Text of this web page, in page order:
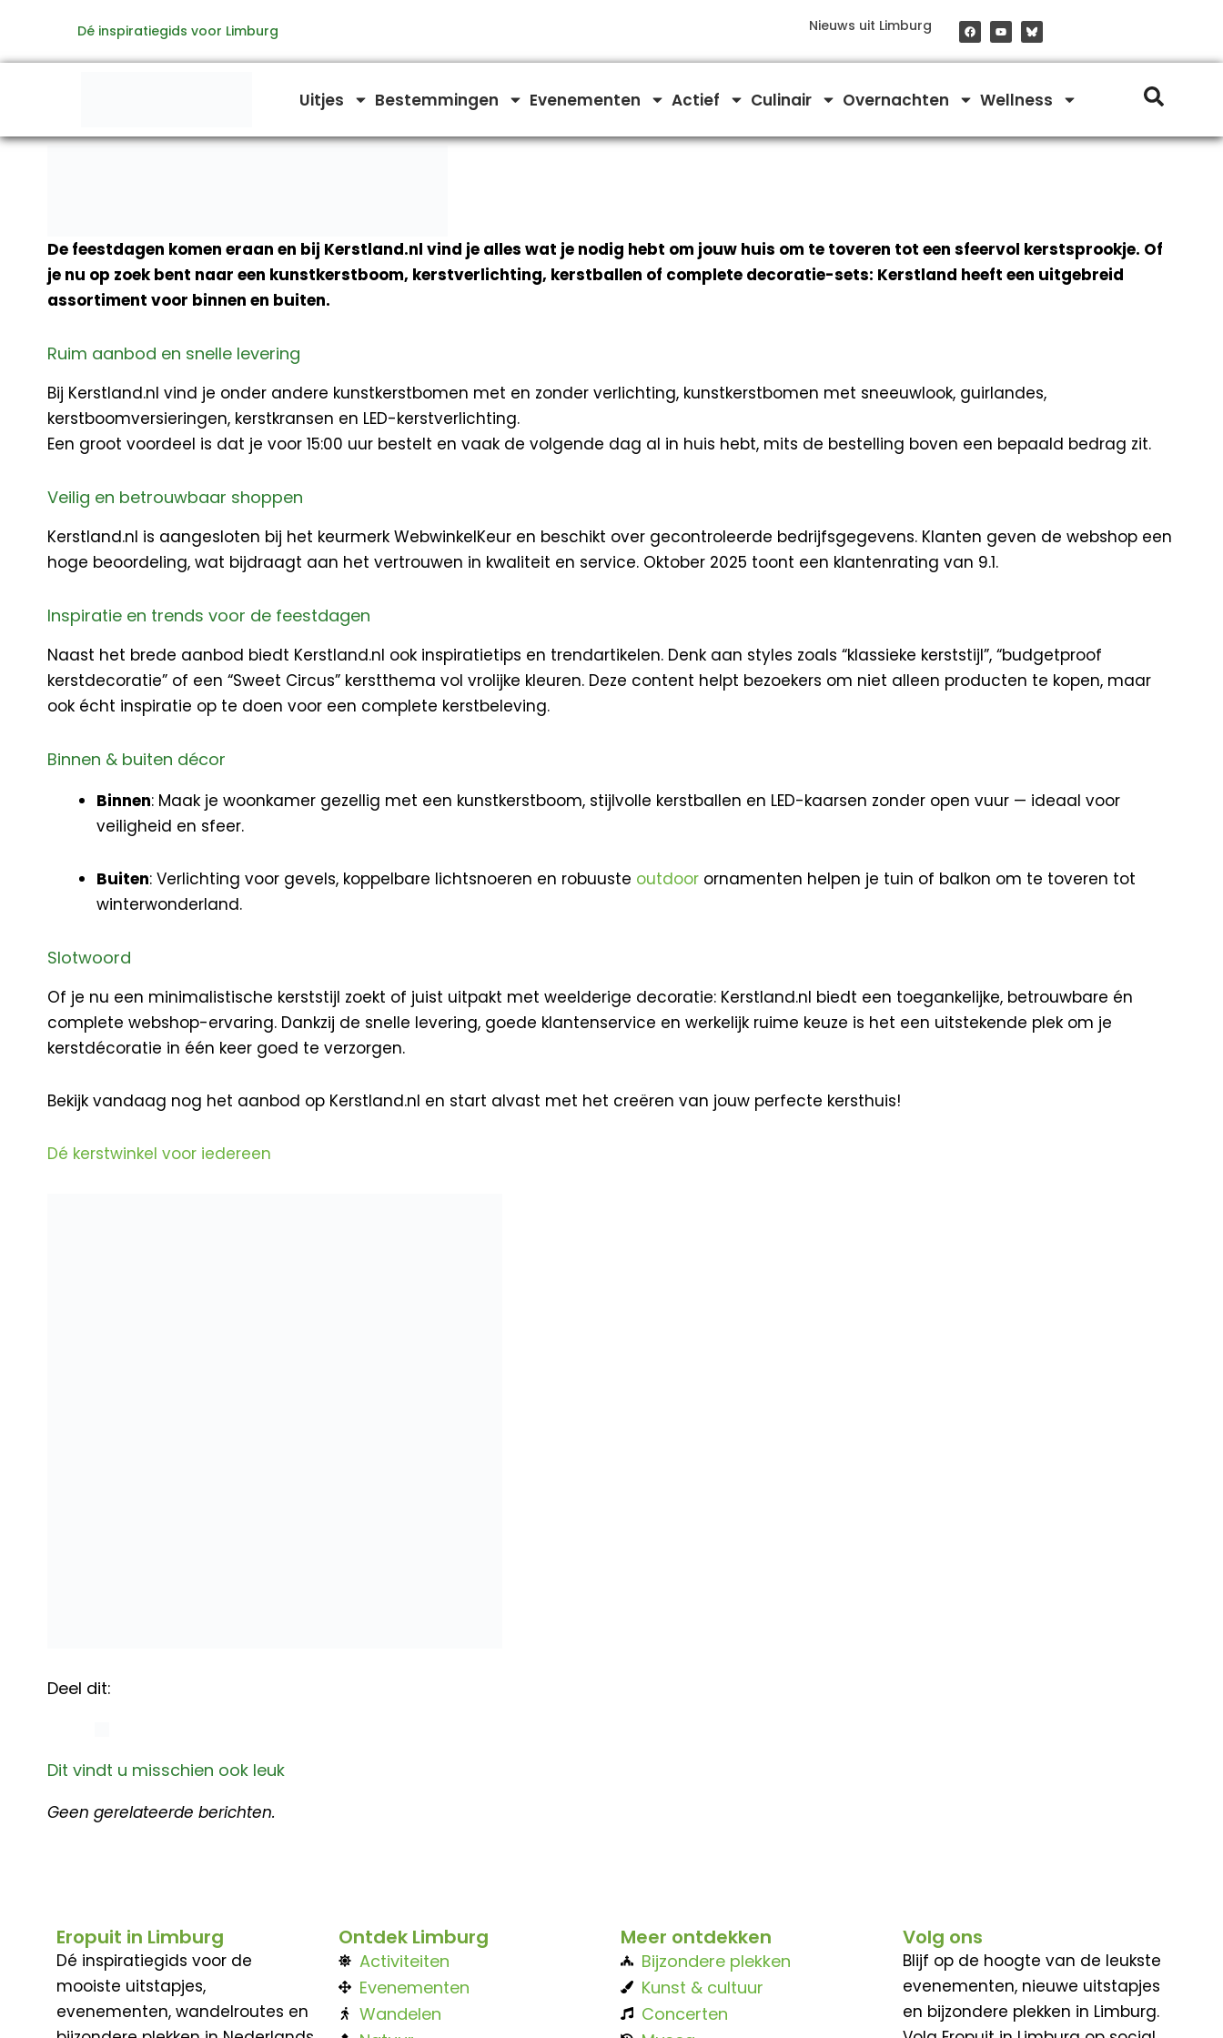
de
Dé inspiratiegids voor Limburg Nieuws uit Limburg F
a
c
b
k
Y
o
u
u
Uitjes Bestemmingen Evenementen Actief Culinair Overnachten Wellness
De feestdagen komen eraan en bij Kerstland.nl vind je alles wat je nodig hebt om jouw huis om te toveren tot een sfeervol kerstsprookje. Of
je nu op zoek bent naar een kunstkerstboom, kerstverlichting, kerstballen of complete decoratie-sets: Kerstland heeft een uitgebreid
assortiment voor binnen en buiten.
Ruim aanbod en snelle levering
Bij Kerstland.nl vind je onder andere kunstkerstbomen met en zonder verlichting, kunstkerstbomen met sneeuwlook, guirlandes,
kerstboomversieringen, kerstkransen en LED-kerstverlichting.
Een groot voordeel is dat je voor 15:00 uur bestelt en vaak de volgende dag al in huis hebt, mits de bestelling boven een bepaald bedrag zit.
Veilig en betrouwbaar shoppen
Kerstland.nl is aangesloten bij het keurmerk WebwinkelKeur en beschikt over gecontroleerde bedrijfsgegevens. Klanten geven de webshop een
hoge beoordeling, wat bijdraagt aan het vertrouwen in kwaliteit en service. Oktober 2025 toont een klantenrating van 9.1.
Inspiratie en trends voor de feestdagen
Naast het brede aanbod biedt Kerstland.nl ook inspiratietips en trendartikelen. Denk aan styles zoals “klassieke kerststijl”, “budgetproof
kerstdecoratie” of een “Sweet Circus” kerstthema vol vrolijke kleuren. Deze content helpt bezoekers om niet alleen producten te kopen, maar
ook écht inspiratie op te doen voor een complete kerstbeleving.
Binnen & buiten décor
Binnen: Maak je woonkamer gezellig met een kunstkerstboom, stijlvolle kerstballen en LED-kaarsen zonder open vuur — ideaal voor
veiligheid en sfeer.
Buiten: Verlichting voor gevels, koppelbare lichtsnoeren en robuuste outdoor ornamenten helpen je tuin of balkon om te toveren tot
winterwonderland.
Slotwoord
Of je nu een minimalistische kerststijl zoekt of juist uitpakt met weelderige decoratie: Kerstland.nl biedt een toegankelijke, betrouwbare én
complete webshop-ervaring. Dankzij de snelle levering, goede klantenservice en werkelijk ruime keuze is het een uitstekende plek om je
kerstdécoratie in één keer goed te verzorgen.
Bekijk vandaag nog het aanbod op Kerstland.nl en start alvast met het creëren van jouw perfecte kersthuis!
Dé kerstwinkel voor iedereen
Deel dit:
Dit vindt u misschien ook leuk
Geen gerelateerde berichten.
Eropuit in Limburg
Dé inspiratiegids voor de
mooiste uitstapjes,
evenementen, wandelroutes en
Ontdek Limburg
Activiteiten
Evenementen
Wandelen
Meer ontdekken
Bijzondere plekken
Kunst & cultuur
Concerten
Volg ons
Blijf op de hoogte van de leukste
evenementen, nieuwe uitstapjes
en bijzondere plekken in Limburg.